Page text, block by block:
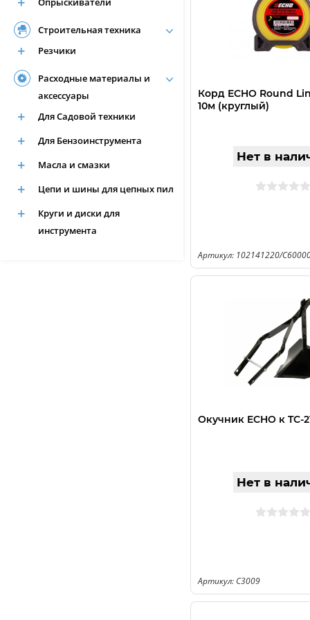
Строительная техника
Резчики
Расходные материалы и
аксессуары
Для Садовой техники
Для Бензоинструмента
Масла и смазки
Цепи и шины для цепных пил
Круги и диски для
инструмента
Корд ECHO Round
10м (круглый)
Нет в
Артикул: 102141220/
Окучник ECHO к TC-
Нет в
Артикул: C3009